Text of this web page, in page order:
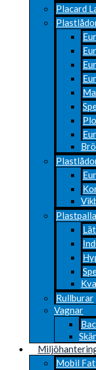
Placard
Rullburar
Vagnar
Mobil